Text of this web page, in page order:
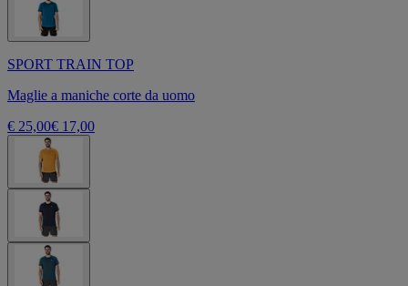
SPORT TRAIN TOP
Maglie a maniche corte da uomo
€ 25,00€ 17,00